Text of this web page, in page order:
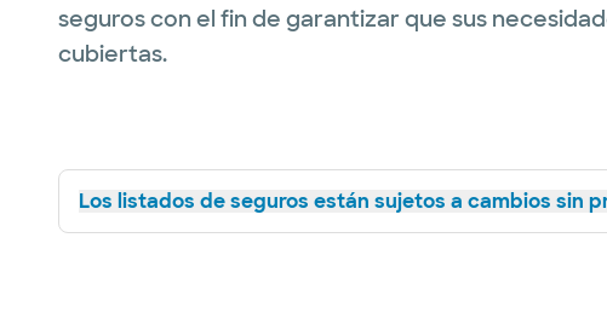
seguros con el fin de garantizar que sus
cubiertas.
Los listados de seguros están sujetos a cambios sin